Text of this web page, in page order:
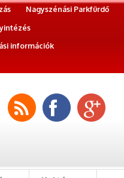
Nagyszénási Parkfürdő
információk